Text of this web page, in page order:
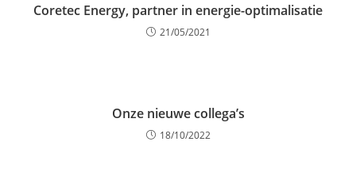
Coretec Energy, partner in energie-optimalisatie
21/05/2021
Onze nieuwe collega’s
18/10/2022